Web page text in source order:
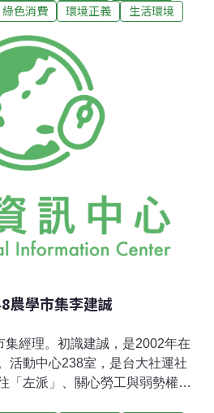
師Ben Wood在上海的事務所。
大多是運用舊建材的老屋活化
，我們沒有接觸過任何關於環保
建築，也是透過設備或運算、更
是用傳統的建材解決耗能的問
給兩人注入一股源頭活水。外商
後就唱空城。「以前每天上班
班時間，非回家不可。」這樣的
開一家自己的
綠色消費 環境正義 生活環境
學市集李建誠
經理。初識建誠，是2002年在
活動中心238室，是台大社運社
「左派」、關心勞工與弱勢權益